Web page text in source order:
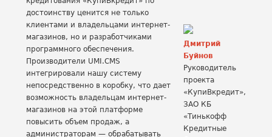
достоинству ценится не только
клиентами и владельцами интернет-
магазинов, но и разработчиками
программного обеспечения.
Производители UMI.CMS
интегрировали нашу систему
непосредственно в коробку, что дает
возможность владельцам интернет-
магазинов на этой платформе
повысить объем продаж, а
администраторам — обрабатывать
Дмитрий
Буйнов
Руководитель
проекта
«КупиВкредит»,
ЗАО КБ
«Тинькофф
Кредитные